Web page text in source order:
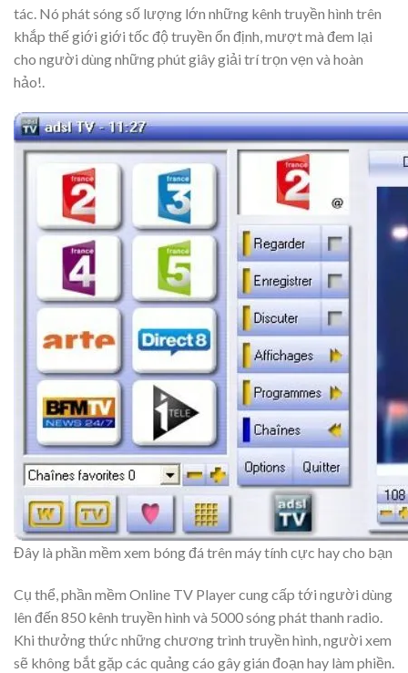
tác. Nó phát sóng số lượng lớn những kênh truyền hình trên
khắp thế giới giới tốc độ truyền ổn định, mượt mà đem lại
cho người dùng những phút giây giải trí trọn vẹn và hoàn
hảo!.
Đây là phần mềm xem bóng đá trên máy tính cực hay cho bạn
Cụ thể, phần mềm Online TV Player cung cấp tới người dùng
lên đến 850 kênh truyền hình và 5000 sóng phát thanh radio.
Khi thưởng thức những chương trình truyền hình, người xem
sẽ không bắt gặp các quảng cáo gây gián đoạn hay làm phiền.